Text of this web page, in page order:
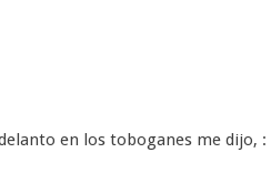
en los toboganes me dijo, :